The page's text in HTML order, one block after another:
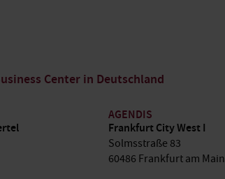
Center in Deutschland
AGENDIS
Frankfurt City West I
Solmsstraße 83
60486 Frankfurt am Main